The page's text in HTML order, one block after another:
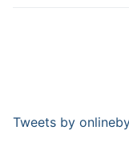
Tweets by